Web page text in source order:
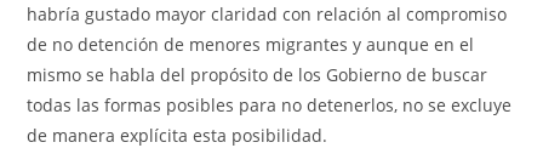
habría gustado mayor claridad con relación al compromiso
de no detención de menores migrantes y aunque en el
mismo se habla del propósito de los Gobierno de buscar
todas las formas posibles para no detenerlos, no se excluye
de manera explícita esta posibilidad.